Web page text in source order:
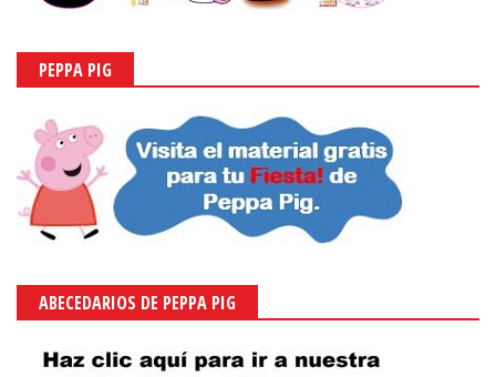
PEPPA PIG
ABECEDARIOS DE PEPPA PIG